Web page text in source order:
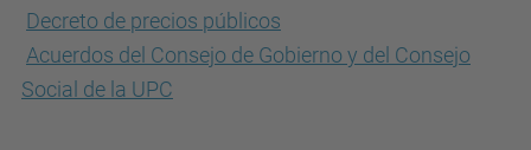
Decreto de precios públicos
Acuerdos del Consejo de Gobierno y del Consejo
Social de la UPC